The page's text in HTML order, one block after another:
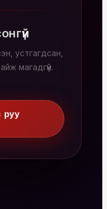
устгагдсан,
магадгүй.
руу